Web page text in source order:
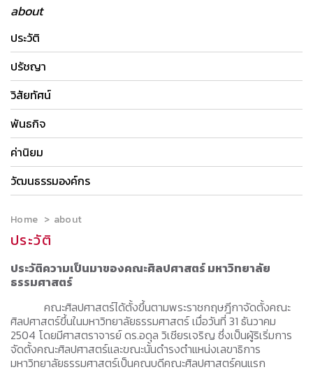
about
ประวัติ
ปรัชญา
วิสัยทัศน์
พันธกิจ
ค่านิยม
วัฒนธรรมองค์กร
Home about
ประวัติ
ประวัติความเป็นมาของคณะศิลปศาสตร์ มหาวิทยาลัย
ธรรมศาสตร์
คณะศิลปศาสตร์ได้ตั้งขึ้นตามพระราชกฤษฎีกาจัดตั้งคณะ
ศิลปศาสตร์ขึ้นในมหาวิทยาลัยธรรมศาสตร์ เมื่อวันที่ 31 ธันวาคม
2504 โดยมีศาสตราจารย์ ดร.อดุล วิเชียรเจริญ ซึ่งเป็นผู้ริเริ่มการ
จัดตั้งคณะศิลปศาสตร์และขณะนั้นดำรงตำแหน่งเลขาธิการ
มหาวิทยาลัยธรรมศาสตร์เป็นคณบดีคณะศิลปศาสตร์คนแรก